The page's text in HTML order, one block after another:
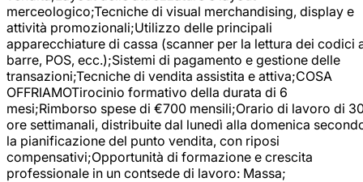
merceologico;Tecniche di visual merchandising, display e
attività promozionali;Utilizzo delle principali
apparecchiature di cassa (scanner per la lettura dei codici
barre, POS, ecc.);Sistemi di pagamento e gestione delle
transazioni;Tecniche di vendita assistita e attiva;COSA
OFFRIAMOTirocinio formativo della durata di 6
mesi;Rimborso spese di €700 mensili;Orario di lavoro di
ore settimanali, distribuite dal lunedì alla domenica
la pianificazione del punto vendita, con riposi
compensativi;Opportunità di formazione e crescita
professionale in un contsede di lavoro: Massa;